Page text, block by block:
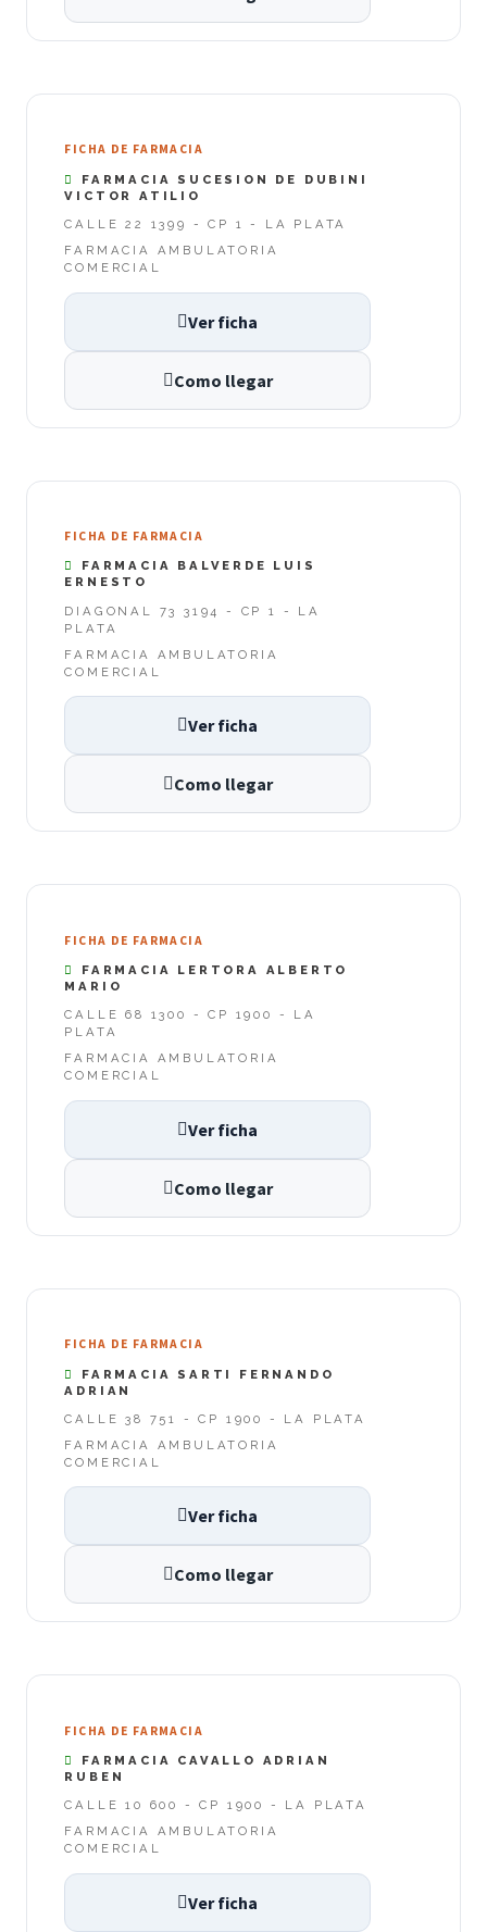
FICHA DE FARMACIA
FARMACIA SUCESION DE DUBINI
VICTOR ATILIO
CALLE 22 1399 - CP 1 - LA PLATA
FARMACIA AMBULATORIA
COMERCIAL
Ver ficha
Como llegar
FICHA DE FARMACIA
FARMACIA BALVERDE LUIS
ERNESTO
DIAGONAL 73 3194 - CP 1 - LA
PLATA
FARMACIA AMBULATORIA
COMERCIAL
Ver ficha
Como llegar
FICHA DE FARMACIA
FARMACIA LERTORA ALBERTO
MARIO
CALLE 68 1300 - CP 1900 - LA
PLATA
FARMACIA AMBULATORIA
COMERCIAL
Ver ficha
Como llegar
FICHA DE FARMACIA
FARMACIA SARTI FERNANDO
ADRIAN
CALLE 38 751 - CP 1900 - LA PLATA
FARMACIA AMBULATORIA
COMERCIAL
Ver ficha
Como llegar
FICHA DE FARMACIA
FARMACIA CAVALLO ADRIAN
RUBEN
CALLE 10 600 - CP 1900 - LA PLATA
FARMACIA AMBULATORIA
COMERCIAL
Ver ficha